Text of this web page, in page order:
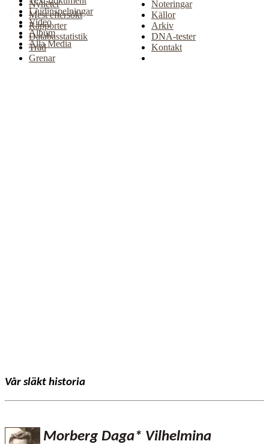
Ljudinspelningar
Video
Album
Alla Media
Nyheter
Mest eftersökt
Rapporter
Databasstatistik
Träd
Grenar
Noteringar
Källor
Arkiv
DNA-tester
Kontakt
Vår släkt historia
Morberg Daga* Vilhelmina